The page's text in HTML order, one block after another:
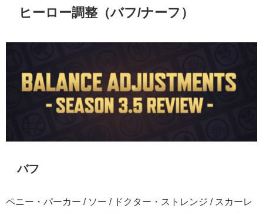
ヒーロー調整（バフ/ナーフ）
バフ
ペニー・パーカー / ソー / ドクター・ストレンジ / スカーレ